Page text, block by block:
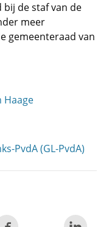
bij de staf van de
meer
gemeenteraad van
Haage
PvdA (GL-PvdA)